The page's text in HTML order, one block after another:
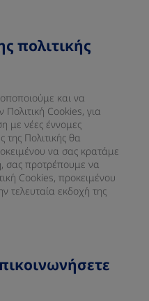
πολιτικής
και να
Cookies, για
με νέες έννομες
της Πολιτικής θα
να σας κρατάμε
σας προτρέπουμε να
Cookies, προκειμένου
τελευταία εκδοχή της